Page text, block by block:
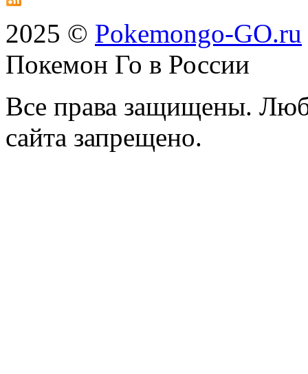
2025 © Pokemongo-GO.ru
Покемон Го в России
Все права защищены.
сайта запрещено.